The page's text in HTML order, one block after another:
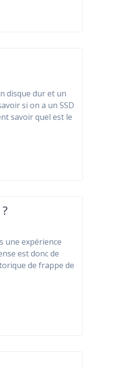
disque dur et un
si on a un SSD
savoir quel est le
une expérience
est donc de
de frappe de